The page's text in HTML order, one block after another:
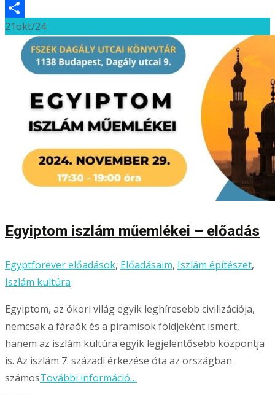
Email
Ossza
meg
21okt/24
Egyiptom iszlám műemlékei – előadás
Egyptforever előadások, Előadásaim, Iszlám építészet,
Iszlám kultúra
Egyiptom, az ókori világ egyik leghíresebb civilizációja,
nemcsak a fáraók és a piramisok földjeként ismert,
hanem az iszlám kultúra egyik legjelentősebb központja
is. Az iszlám 7. századi érkezése óta az országban
számosTovábbi információ…